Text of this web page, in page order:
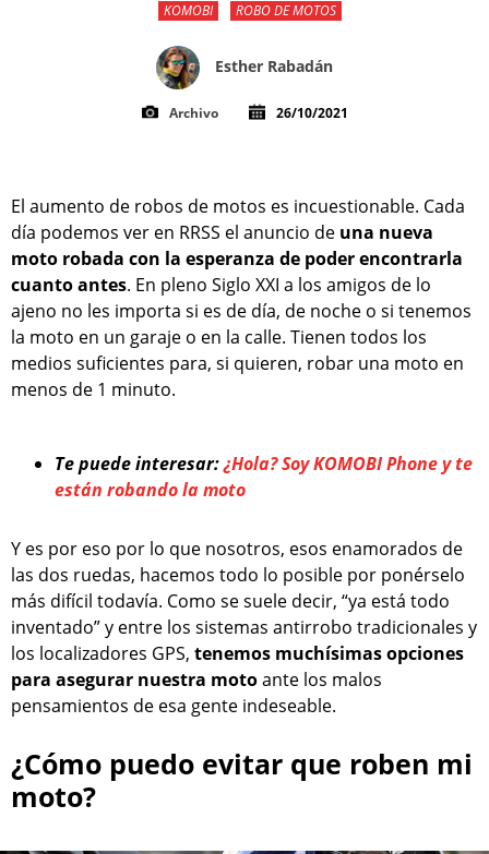
KOMOBI ROBO DE MOTOS
Esther Rabadán
Archivo 26/10/2021
El aumento de robos de motos es incuestionable. Cada
día podemos ver en RRSS el anuncio de una nueva
moto robada con la esperanza de poder encontrarla
cuanto antes. En pleno Siglo XXI a los amigos de lo
ajeno no les importa si es de día, de noche o si tenemos
la moto en un garaje o en la calle. Tienen todos los
medios suficientes para, si quieren, robar una moto en
menos de 1 minuto.
Te puede interesar:¿Hola? Soy KOMOBI Phone y te
están robando la moto
Y es por eso por lo que nosotros, esos enamorados de
las dos ruedas, hacemos todo lo posible por ponérselo
más difícil todavía. Como se suele decir, “ya está todo
inventado” y entre los sistemas antirrobo tradicionales y
los localizadores GPS, tenemos muchísimas opciones
para asegurar nuestra motoante los malos
pensamientos de esa gente indeseable.
¿Cómo puedo evitar que roben mi
moto?